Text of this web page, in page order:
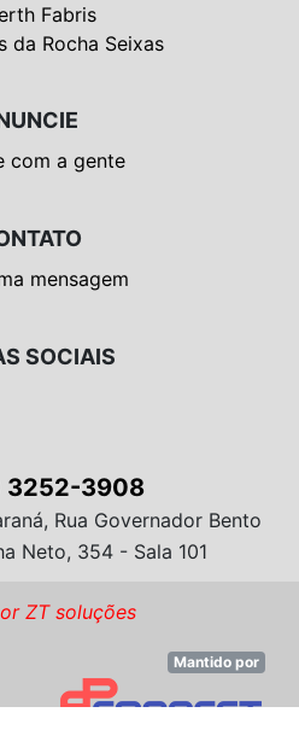
Fabris
da Rocha Seixas
com a gente
mensagem
SOCIAIS
3252-3908
Rua Governador Bento
Neto, 354 - Sala 101
ZT soluções
Mantido por